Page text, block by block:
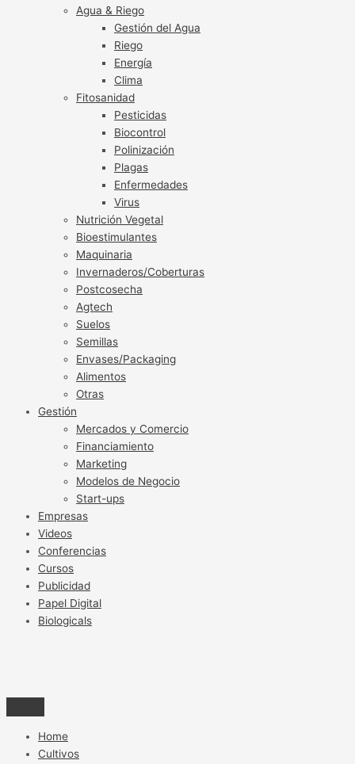
Agua & Riego
Gestión del Agua
Riego
Energía
Clima
Fitosanidad
Pesticidas
Biocontrol
Polinización
Plagas
Enfermedades
Virus
Nutrición Vegetal
Bioestimulantes
Maquinaria
Invernaderos/Coberturas
Postcosecha
Agtech
Suelos
Semillas
Envases/Packaging
Alimentos
Otras
Gestión
Mercados y Comercio
Financiamiento
Marketing
Modelos de Negocio
Start-ups
Empresas
Videos
Conferencias
Cursos
Publicidad
Papel Digital
Biologicals
Home
Cultivos